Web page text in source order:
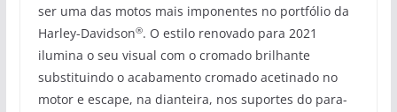
ser uma das motos mais imponentes no portfólio da
Harley-Davidson®. O estilo renovado para 2021
ilumina o seu visual com o cromado brilhante
substituindo o acabamento cromado acetinado no
motor e escape, na dianteira, nos suportes do para-